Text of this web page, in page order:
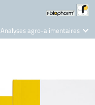
Analyses agro-alimentaires
Nutrition Care